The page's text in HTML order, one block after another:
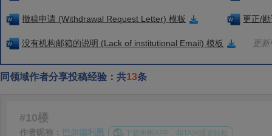
撤稿申请 (Withdrawal Request Letter) 模板 更正/
没有机构邮箱的说明 (Lack of institutional Email) 模板 更
同领域作者分享投稿经验：共13条
#10楼
作者昵称： 巴尔德利恩 下载蝌蝌APP，和TA沟通更轻松